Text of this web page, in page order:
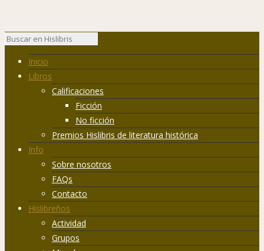
Inicio
Libros
Calificaciones
Ficción
No ficción
Premios Hislibris de literatura histórica
Info
Sobre nosotros
FAQs
Contacto
Hislibreños
Actividad
Grupos